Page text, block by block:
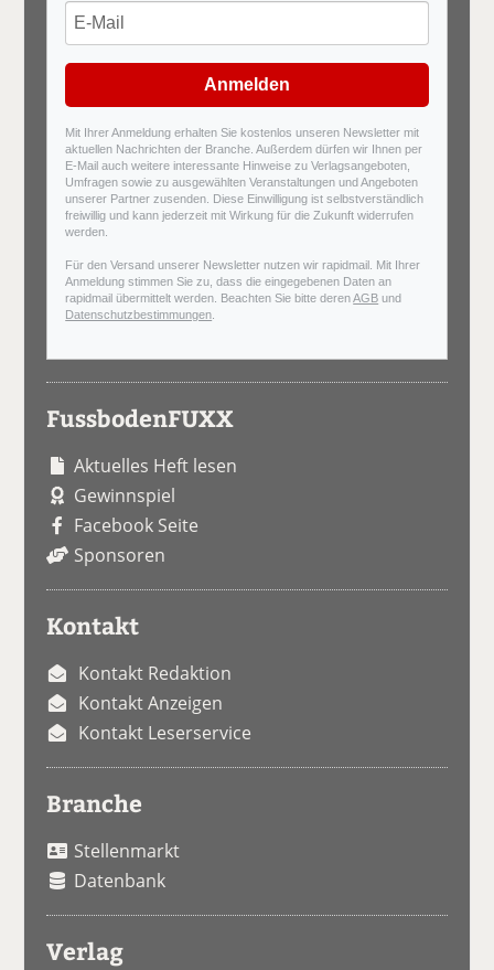
Anmelden
Mit Ihrer Anmeldung erhalten Sie kostenlos unseren Newsletter mit
aktuellen Nachrichten der Branche. Außerdem dürfen wir Ihnen per
E-Mail auch weitere interessante Hinweise zu Verlagsangeboten,
Umfragen sowie zu ausgewählten Veranstaltungen und Angeboten
unserer Partner zusenden. Diese Einwilligung ist selbstverständlich
freiwillig und kann jederzeit mit Wirkung für die Zukunft widerrufen
werden.
Für den Versand unserer Newsletter nutzen wir rapidmail. Mit Ihrer
Anmeldung stimmen Sie zu, dass die eingegebenen Daten an
rapidmail übermittelt werden. Beachten Sie bitte derenAGB und
Datenschutzbestimmungen
FussbodenFUXX
Aktuelles Heft lesen
Gewinnspiel
Facebook Seite
Sponsoren
Kontakt
Kontakt Redaktion
Kontakt Anzeigen
Kontakt Leserservice
Branche
Stellenmarkt
Datenbank
Verlag